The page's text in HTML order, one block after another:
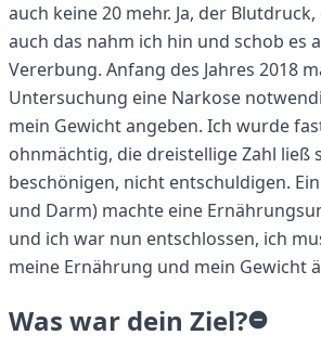
auch keine 20 mehr. Ja, der
auch das nahm ich hin und schob es
Vererbung. Anfang des Jahres 2018
Untersuchung eine Narkose
mein Gewicht angeben. Ich wurde
ohnmächtig, die dreistellige Zahl ließ
beschönigen, nicht entschuldigen.
und Darm) machte eine
und ich war nun entschlossen, ich
meine Ernährung und mein Gewicht
Was war dein Ziel?